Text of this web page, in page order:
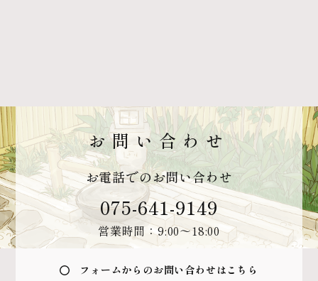
お問い合わせ
お電話でのお問い合わせ
075-641-9149
営業時間：9:00〜18:00
フォームからのお問い合わせはこちら